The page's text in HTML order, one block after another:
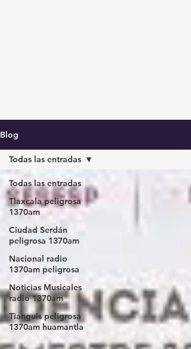
Blog
Todas las entradas
Tlaxcala peligrosa
1370am
Ciudad Serdán
peligrosa 1370am
Nacional radio
1370am peligrosa
Noticias Musicales
radio 1370am
Tianguis peligrosa
1370am huamantla
Todas las entradas